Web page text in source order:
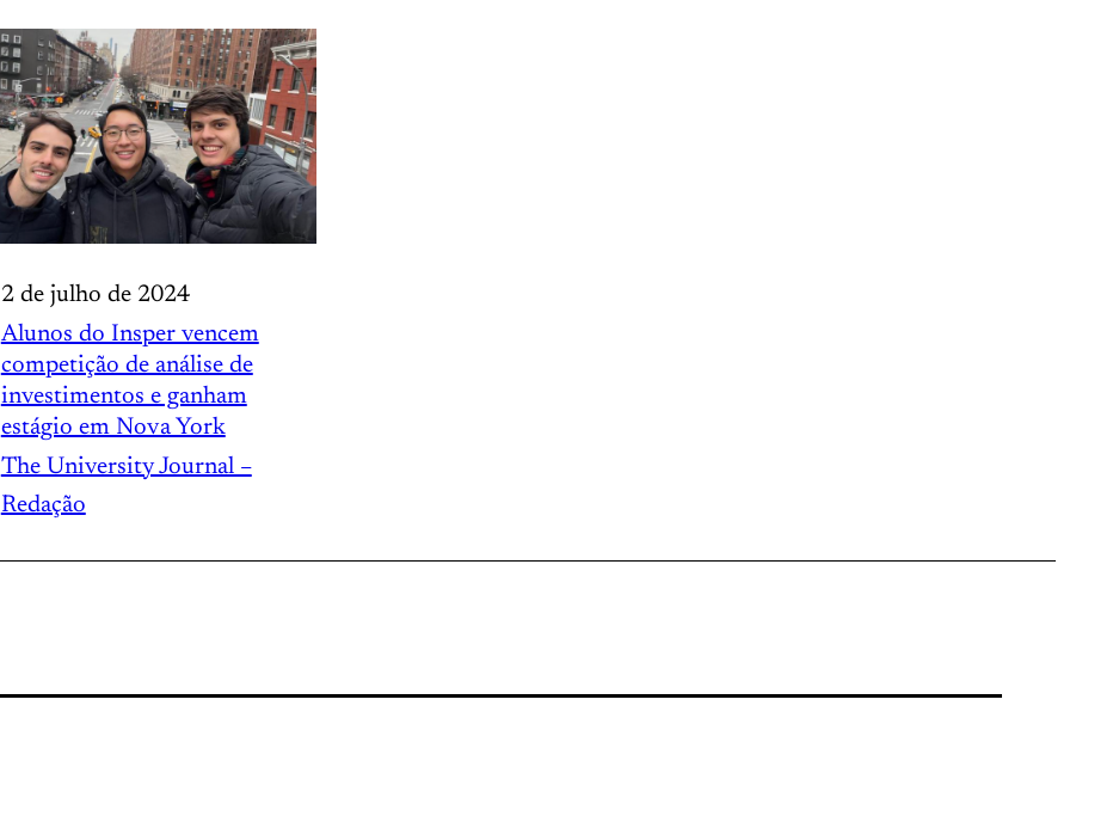
2 de julho de 2024
Alunos do Insper vencem
competição de análise de
investimentos e ganham
estágio em Nova York
The University Journal –
Redação